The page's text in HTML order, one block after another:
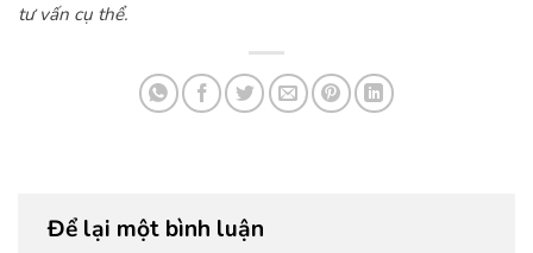
tư vấn cụ thể.
Để lại một bình luận